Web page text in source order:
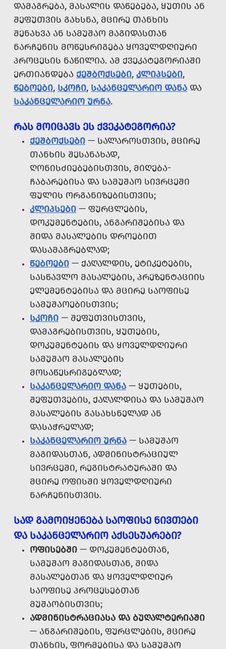
ᲓᲐᲛᲐᲒᲠᲔᲑᲐ, ᲛᲐᲡᲐᲚᲘᲡ ᲓᲐᲬᲔᲑᲔᲑᲐ, ᲧᲣᲗᲘᲡ ᲐᲜ
ᲨᲔᲤᲣᲗᲕᲘᲡ ᲒᲐᲮᲡᲜᲐ, ᲛᲪᲘᲠᲔ ᲗᲐᲜᲮᲘᲡ
ᲨᲔᲜᲐᲮᲕᲐ ᲐᲜ ᲡᲐᲛᲣᲨᲐᲝ ᲛᲐᲒᲘᲓᲐᲡᲗᲐᲜ
ᲜᲐᲠᲩᲔᲜᲘᲡ ᲛᲝᲬᲔᲡᲠᲘᲒᲔᲑᲐ ᲧᲝᲕᲔᲚᲓᲦᲘᲣᲠᲘ
ᲞᲠᲝᲪᲔᲡᲘᲡ ᲜᲐᲬᲘᲚᲘᲐ. ᲐᲛ ᲥᲕᲔᲙᲐᲢᲔᲒᲝᲠᲘᲐᲨᲘ
ᲔᲠᲗᲘᲐᲜᲓᲔᲑᲐ ᲥᲔᲨᲑᲝᲥᲡᲔᲑᲘ, ᲙᲚᲘᲞᲡᲔᲑᲘ,
ᲬᲔᲑᲝᲔᲑᲘ, ᲡᲙᲝᲩᲘ, ᲡᲐᲙᲐᲜᲪᲔᲚᲐᲠᲘᲝ ᲓᲐᲜᲐ ᲓᲐ
ᲡᲐᲙᲐᲜᲪᲔᲚᲐᲠᲘᲝ ᲣᲠᲜᲐ.
ᲠᲐᲡ ᲛᲝᲘᲪᲐᲕᲡ ᲔᲡ ᲥᲕᲔᲙᲐᲢᲔᲒᲝᲠᲘᲐ?
ᲥᲔᲨᲑᲝᲥᲡᲔᲑᲘ — ᲡᲐᲚᲐᲠᲝᲡᲗᲕᲘᲡ, ᲛᲪᲘᲠᲔ
ᲗᲐᲜᲮᲘᲡ ᲨᲔᲡᲐᲜᲐᲮᲐᲓ,
ᲦᲝᲜᲘᲡᲫᲘᲔᲑᲔᲑᲘᲡᲗᲕᲘᲡ, ᲛᲘᲦᲔᲑᲐ-
ᲩᲐᲑᲐᲠᲔᲑᲘᲡᲐ ᲓᲐ ᲡᲐᲛᲣᲨᲐᲝ ᲡᲘᲕᲠᲪᲔᲨᲘ
ᲤᲣᲚᲘᲡ ᲝᲠᲒᲐᲜᲘᲖᲔᲑᲘᲡᲗᲕᲘᲡ;
ᲙᲚᲘᲞᲡᲔᲑᲘ — ᲤᲣᲠᲪᲚᲔᲑᲘᲡ,
ᲓᲝᲙᲣᲛᲔᲜᲢᲔᲑᲘᲡ, ᲐᲜᲒᲐᲠᲘᲨᲔᲑᲘᲡᲐ ᲓᲐ
ᲨᲘᲓᲐ ᲛᲐᲡᲐᲚᲔᲑᲘᲡ ᲓᲠᲝᲔᲑᲘᲗ
ᲓᲐᲡᲐᲛᲐᲒᲠᲔᲑᲚᲐᲓ;
ᲬᲔᲑᲝᲔᲑᲘ — ᲥᲐᲦᲐᲚᲓᲘᲡ, ᲔᲢᲘᲙᲔᲢᲔᲑᲘᲡ,
ᲡᲐᲡᲬᲐᲕᲚᲝ ᲛᲐᲡᲐᲚᲔᲑᲘᲡ, ᲞᲠᲔᲖᲔᲜᲢᲐᲪᲘᲘᲡ
ᲔᲚᲔᲛᲔᲜᲢᲔᲑᲘᲡᲐ ᲓᲐ ᲛᲪᲘᲠᲔ ᲡᲐᲝᲤᲘᲡᲔ
ᲡᲐᲛᲣᲨᲐᲝᲔᲑᲘᲡᲗᲕᲘᲡ;
ᲡᲙᲝᲩᲘ — ᲨᲔᲤᲣᲗᲕᲘᲡᲗᲕᲘᲡ,
ᲓᲐᲛᲐᲒᲠᲔᲑᲘᲡᲗᲕᲘᲡ, ᲧᲣᲗᲔᲑᲘᲡ,
ᲓᲝᲙᲣᲛᲔᲜᲢᲔᲑᲘᲡ ᲓᲐ ᲧᲝᲕᲔᲚᲓᲦᲘᲣᲠᲘ
ᲡᲐᲛᲣᲨᲐᲝ ᲛᲐᲡᲐᲚᲔᲑᲘᲡ
ᲛᲝᲡᲐᲬᲔᲡᲠᲘᲒᲔᲑᲚᲐᲓ;
ᲡᲐᲙᲐᲜᲪᲔᲚᲐᲠᲘᲝ ᲓᲐᲜᲐ — ᲧᲣᲗᲔᲑᲘᲡ,
ᲨᲔᲤᲣᲗᲕᲔᲑᲘᲡ, ᲥᲐᲦᲐᲚᲓᲘᲡᲐ ᲓᲐ ᲡᲐᲛᲣᲨᲐᲝ
ᲛᲐᲡᲐᲚᲔᲑᲘᲡ ᲒᲐᲡᲐᲮᲡᲜᲔᲚᲐᲓ ᲐᲜ
ᲓᲐᲡᲐᲭᲠᲔᲚᲐᲓ;
ᲡᲐᲙᲐᲜᲪᲔᲚᲐᲠᲘᲝ ᲣᲠᲜᲐ — ᲡᲐᲛᲣᲨᲐᲝ
ᲛᲐᲒᲘᲓᲐᲡᲗᲐᲜ, ᲐᲓᲛᲘᲜᲘᲡᲢᲠᲐᲪᲘᲣᲚ
ᲡᲘᲕᲠᲪᲔᲨᲘ, ᲠᲔᲒᲘᲡᲢᲠᲐᲢᲣᲠᲐᲨᲘ ᲓᲐ
ᲛᲪᲘᲠᲔ ᲝᲤᲘᲡᲨᲘ ᲧᲝᲕᲔᲚᲓᲦᲘᲣᲠᲘ
ᲜᲐᲠᲩᲔᲜᲘᲡᲗᲕᲘᲡ.
ᲡᲐᲓ ᲒᲐᲛᲝᲘᲧᲔᲜᲔᲑᲐ ᲡᲐᲝᲤᲘᲡᲔ ᲜᲘᲕᲗᲔᲑᲘ
ᲓᲐ ᲡᲐᲙᲐᲜᲪᲔᲚᲐᲠᲘᲝ ᲐᲥᲡᲔᲡᲣᲐᲠᲔᲑᲘ?
ᲝᲤᲘᲡᲔᲑᲨᲘ — ᲓᲝᲙᲣᲛᲔᲜᲢᲔᲑᲗᲐᲜ,
ᲡᲐᲛᲣᲨᲐᲝ ᲛᲐᲒᲘᲓᲐᲡᲗᲐᲜ, ᲨᲘᲓᲐ
ᲛᲐᲡᲐᲚᲔᲑᲗᲐᲜ ᲓᲐ ᲧᲝᲕᲔᲚᲓᲦᲘᲣᲠ
ᲡᲐᲝᲤᲘᲡᲔ ᲞᲠᲝᲪᲔᲡᲔᲑᲗᲐᲜ
ᲛᲣᲨᲐᲝᲑᲘᲡᲗᲕᲘᲡ;
ᲐᲓᲛᲘᲜᲘᲡᲢᲠᲐᲪᲘᲐᲡᲐ ᲓᲐ ᲑᲣᲦᲐᲚᲢᲔᲠᲘᲐᲨᲘ
— ᲐᲜᲒᲐᲠᲘᲨᲔᲑᲘᲡ, ᲤᲣᲠᲪᲚᲔᲑᲘᲡ, ᲛᲪᲘᲠᲔ
ᲗᲐᲜᲮᲘᲡ, ᲤᲝᲠᲛᲔᲑᲘᲡᲐ ᲓᲐ ᲡᲐᲛᲣᲨᲐᲝ